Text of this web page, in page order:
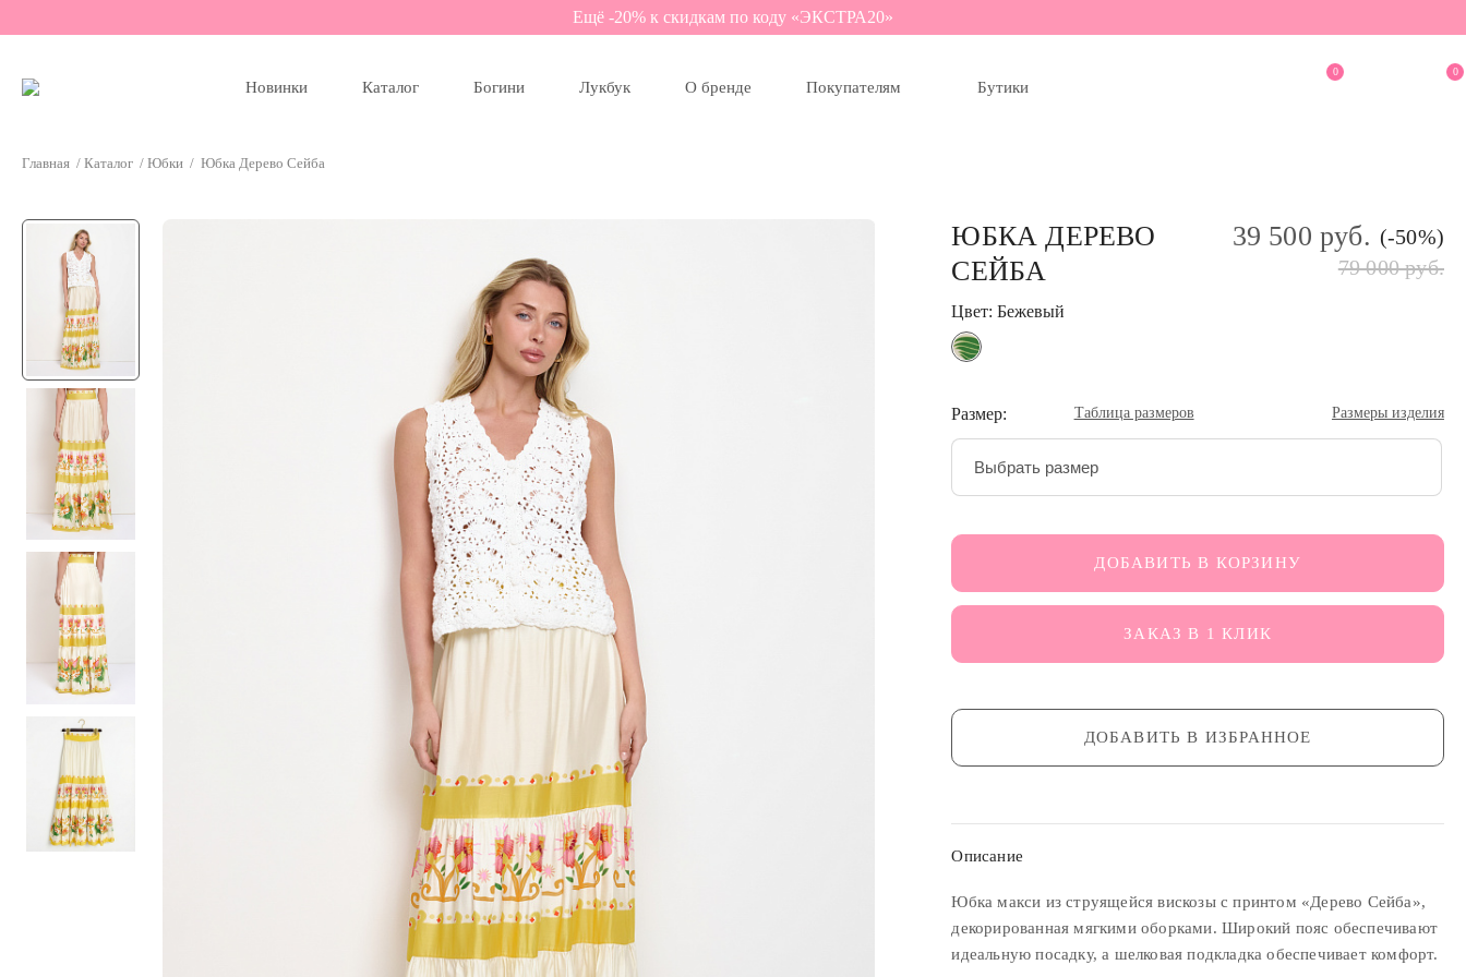
Новинки Каталог Богини Лукбук О бренде Покупателям Бутики
0 0
Главная / Каталог / Юбки / Юбка Дерево Сейба
Ещё -20% к скидкам по коду «ЭКСТРА20»
ЮБКА ДЕРЕВО
СЕЙБА
39 500 руб. (-50%)
79 000 руб.
Цвет: Бежевый
Размер: Таблица размеров Размеры изделия
Выбрать размер
ДОБАВИТЬ В КОРЗИНУ
ЗАКАЗ В 1 КЛИК
ДОБАВИТЬ В ИЗБРАННОЕ
Описание
Юбка макси из струящейся вискозы с принтом «Дерево Сейба»,
декорированная мягкими оборками. Широкий пояс обеспечивают
идеальную посадку, а шелковая подкладка обеспечивает комфорт.